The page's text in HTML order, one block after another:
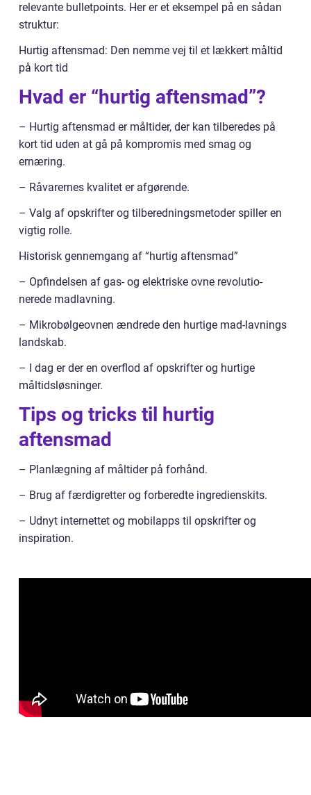
relevante bulletpoints. Her er et eksempel på en sådan
struktur:
Hurtig aftensmad: Den nemme vej til et lækkert måltid
på kort tid
Hvad er “hurtig aftensmad”?
– Hurtig aftensmad er måltider, der kan tilberedes på
kort tid uden at gå på kompromis med smag og
ernæring.
– Råvarernes kvalitet er afgørende.
– Valg af opskrifter og tilberedningsmetoder spiller en
vigtig rolle.
Historisk gennemgang af “hurtig aftensmad”
– Opfindelsen af gas- og elektriske ovne revolutio-
nerede madlavning.
– Mikrobølgeovnen ændrede den hurtige mad-lavnings
landskab.
– I dag er der en overflod af opskrifter og hurtige
måltidsløsninger.
Tips og tricks til hurtig
aftensmad
– Planlægning af måltider på forhånd.
– Brug af færdigretter og forberedte ingredienskits.
– Udnyt internettet og mobilapps til opskrifter og
inspiration.